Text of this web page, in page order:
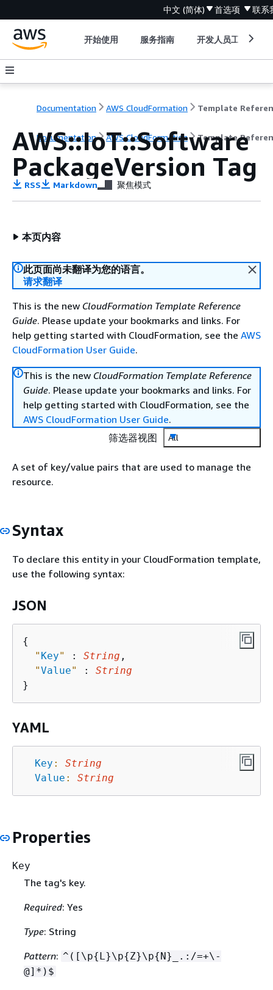
中文 (简体) 首选项 联系
开始使用 服务指南 开发人员工具
Documentation AWS CloudFormation Template
Documentation AWS CloudFormation Template
AWS::IoT::Software
PackageVersion Tag
RSS Markdown 聚焦模式
本页内容
此页面尚未翻译为您的语言。
请求翻译
This is the new CloudFormation Template Reference
Guide. Please update your bookmarks and links. For
help getting started with CloudFormation, see the AWS
CloudFormation User Guide.
This is the new CloudFormation Template Reference
Guide. Please update your bookmarks and links. For
help getting started with CloudFormation, see the
AWS CloudFormation User Guide.
筛选器视图
All
A set of key/value pairs that are used to manage the
resource.
Syntax
To declare this entity in your CloudFormation template,
use the following syntax:
JSON
{
" Key" : String ,
"Value" : String
YAML
Key :
String
Value : String
Properties
Key
The tag's key.
Required: Yes
Type: String
Pattern: ^([\p{L}\p{Z}\p{N}_.:/=+\-
@]*)$